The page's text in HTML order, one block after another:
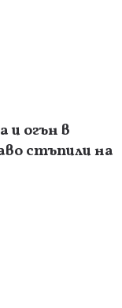
и огън в
стъпили на